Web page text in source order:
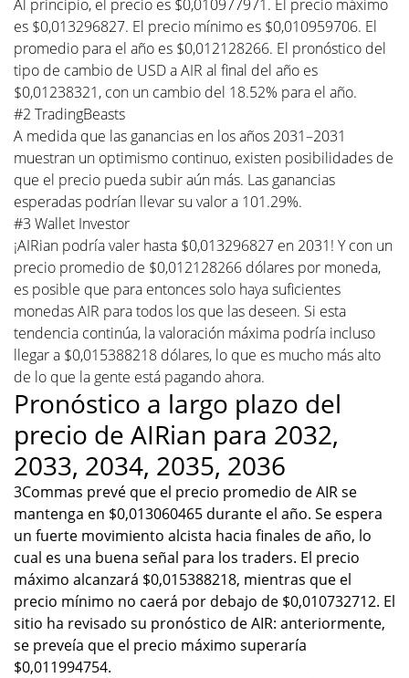
Al principio, el precio es $0,010977971. El precio máximo
es $0,013296827. El precio mínimo es $0,010959706. El
promedio para el año es $0,012128266. El pronóstico del
tipo de cambio de USD a AIR al final del año es
$0,01238321, con un cambio del 18.52% para el año.
#2 TradingBeasts
A medida que las ganancias en los años 2031–2031
muestran un optimismo continuo, existen posibilidades de
que el precio pueda subir aún más. Las ganancias
esperadas podrían llevar su valor a 101.29%.
#3 Wallet Investor
¡AIRian podría valer hasta $0,013296827 en 2031! Y con un
precio promedio de $0,012128266 dólares por moneda,
es posible que para entonces solo haya suficientes
monedas AIR para todos los que las deseen. Si esta
tendencia continúa, la valoración máxima podría incluso
llegar a $0,015388218 dólares, lo que es mucho más alto
de lo que la gente está pagando ahora.
Pronóstico a largo plazo del
precio de AIRian para 2032,
2033, 2034, 2035, 2036
3Commas prevé que el precio promedio de AIR se
mantenga en $0,013060465 durante el año. Se espera
un fuerte movimiento alcista hacia finales de año, lo
cual es una buena señal para los traders. El precio
máximo alcanzará $0,015388218, mientras que el
precio mínimo no caerá por debajo de $0,010732712. El
sitio ha revisado su pronóstico de AIR: anteriormente,
se preveía que el precio máximo superaría
$0,011994754.